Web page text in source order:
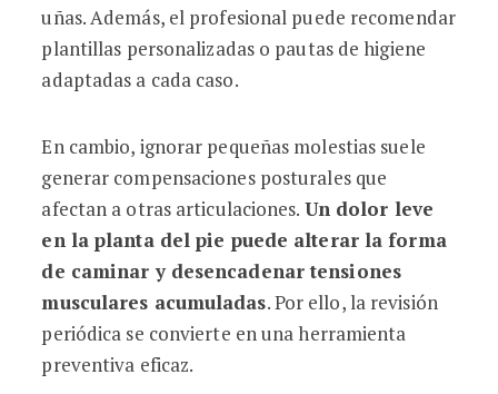
uñas. Además, el profesional puede recomendar
plantillas personalizadas o pautas de higiene
adaptadas a cada caso.
En cambio, ignorar pequeñas molestias suele
generar compensaciones posturales que
afectan a otras articulaciones. Un dolor leve
en la planta del pie puede alterar la forma
de caminar y desencadenar tensiones
musculares acumuladas. Por ello, la revisión
periódica se convierte en una herramienta
preventiva eficaz.